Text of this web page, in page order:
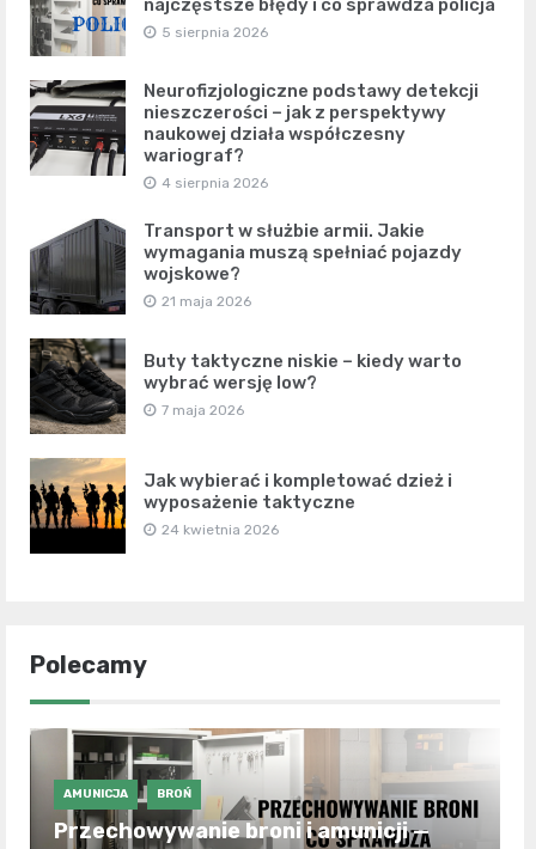
najczęstsze błędy i co sprawdza policja
5 sierpnia 2026
Neurofizjologiczne podstawy detekcji
nieszczerości – jak z perspektywy
naukowej działa współczesny
wariograf?
4 sierpnia 2026
Transport w służbie armii. Jakie
wymagania muszą spełniać pojazdy
wojskowe?
21 maja 2026
Buty taktyczne niskie – kiedy warto
wybrać wersję low?
7 maja 2026
Jak wybierać i kompletować dzież i
wyposażenie taktyczne
24 kwietnia 2026
Polecamy
AMUNICJA BROŃ
Przechowywanie broni i amunicji —